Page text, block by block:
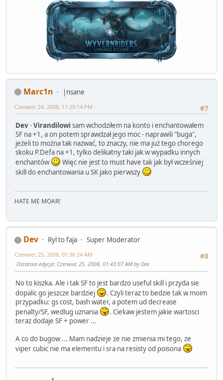
Marc1n
|nsane
#7
Czerwiec 24, 2008, 11:29:14 PM
Dev-Virandilowi sam wchodziłem na konto i enchantowałem
SF na +1, a on potem sprawdzał jego moc - naprawili "buga",
jeżeli to można tak nazwać, to znaczy, nie ma już tego chorego
skoku P.Defa na +1, tylko delikatny taki jak w wypadku innych
enchantów
Więc nie jest to must have tak jak był wcześniej
skill do enchantowania u SK jako pierwszy
HATE ME MOAR!
Dev Ryl to faja
Super Moderator
#8
Czerwiec 25, 2008, 01:36:24 AM
Ostatnia edycja: Czerwiec 25, 2008, 01:43:07 AM by Dev
No to kiszka. Ale i tak SF to jest bardzo useful skill i przyda sie
dopalic go jeszcze bardziej
. Czyli teraz to bedzie tak w moim
przypadku: gs cost, bash water, a potem ud decrease
penalty/SF, wedlug uznania
. Ciekaw jestem jakie wartosci
teraz dodaje SF + power ...
A co do bugow ... Mam nadzieje ze nie zmienia mi tego, że
viper cubic nie ma elementu i sra na resisty od poisona